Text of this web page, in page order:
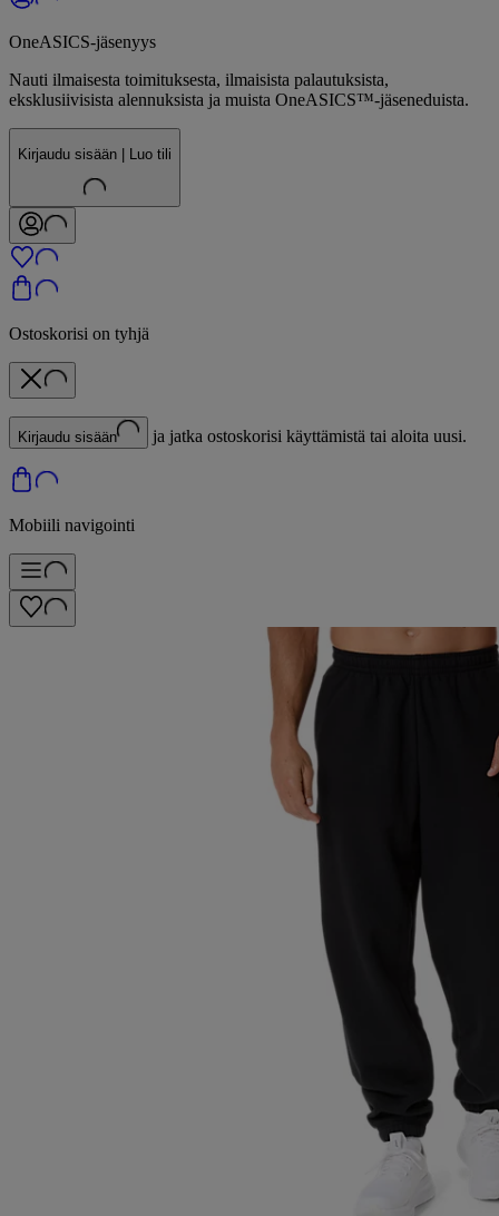
OneASICS-jäsenyys
Nauti ilmaisesta toimituksesta, ilmaisista palautuksista,
eksklusiivisista alennuksista ja muista OneASICS™-jäseneduista.
Kirjaudu sisään | Luo tili
Ostoskorisi on tyhjä
Kirjaudu sisään ja jatka ostoskorisi käyttämistä tai aloita uusi.
Mobiili navigointi